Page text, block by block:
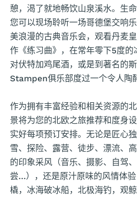
憩，渴了就地畅饮山泉溪水。生
您可以现场聆听一场哥德堡交响
美浪漫的古典音乐会，观看丹麦
作《练习曲》，在常年零下5度的
对伏特加鸡尾酒，或是到著名的
Stampen俱乐部度过一个令人陶
作为拥有丰富经验和相关资源的
景将为您的北欧之旅推荐和度身
实好每项预订安排。无论是匠心
雪、探险、露营、徒步、漂流、
的印象采风（音乐、摄影、自驾
尝…），还是原汁原味的风情体
橇，冰海破冰船，北极海钓，观